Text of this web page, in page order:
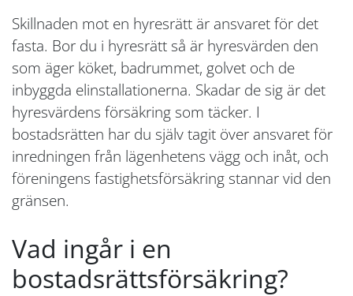
Skillnaden mot en hyresrätt är ansvaret för det
fasta. Bor du i hyresrätt så är hyresvärden den
som äger köket, badrummet, golvet och de
inbyggda elinstallationerna. Skadar de sig är det
hyresvärdens försäkring som täcker. I
bostadsrätten har du själv tagit över ansvaret för
inredningen från lägenhetens vägg och inåt, och
föreningens fastighetsförsäkring stannar vid den
gränsen.
Vad ingår i en
bostadsrättsförsäkring?